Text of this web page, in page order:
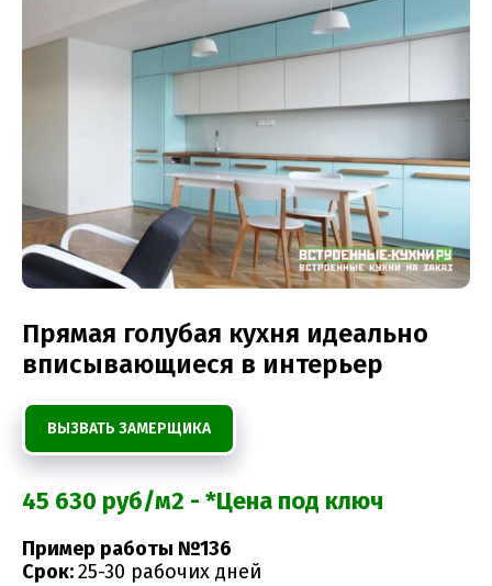
Прямая голубая кухня идеально
вписывающиеся в интерьер
ВЫЗВАТЬ ЗАМЕРЩИКА
45 630 руб/м2 - *Цена под ключ
Пример работы №136
Срок:25-30 рабочих дней